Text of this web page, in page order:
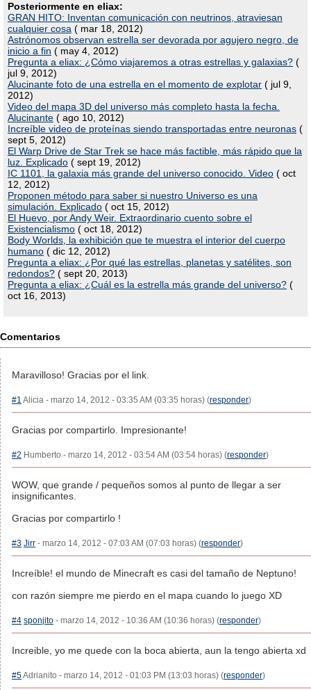
Posteriormente en eliax:
GRAN HITO: Inventan comunicación con neutrinos, atraviesan
cualquier cosa ( mar 18, 2012)
Astrónomos observan estrella ser devorada por agujero negro, de
inicio a fin ( may 4, 2012)
Pregunta a eliax: ¿Cómo viajaremos a otras estrellas y galaxias? (
jul 9, 2012)
Alucinante foto de una estrella en el momento de explotar ( jul 9,
2012)
Video del mapa 3D del universo más completo hasta la fecha.
Alucinante ( ago 10, 2012)
Increíble video de proteínas siendo transportadas entre neuronas (
sept 5, 2012)
El Warp Drive de Star Trek se hace más factible, más rápido que la
luz. Explicado ( sept 19, 2012)
IC 1101, la galaxia más grande del universo conocido. Video ( oct
12, 2012)
Proponen método para saber si nuestro Universo es una
simulación. Explicado ( oct 15, 2012)
El Huevo, por Andy Weir. Extraordinario cuento sobre el
Existencialismo ( oct 18, 2012)
Body Worlds, la exhibición que te muestra el interior del cuerpo
humano ( dic 12, 2012)
Pregunta a eliax: ¿Por qué las estrellas, planetas y satélites, son
redondos? ( sept 20, 2013)
Pregunta a eliax: ¿Cuál es la estrella más grande del universo? (
oct 16, 2013)
Comentarios
Maravilloso! Gracias por el link.
#1 Alicia - marzo 14, 2012 - 03:35 AM (03:35 horas) (responder)
Gracias por compartirlo. Impresionante!
#2 Humberto - marzo 14, 2012 - 03:54 AM (03:54 horas) (responder)
WOW, que grande / pequeños somos al punto de llegar a ser
insignificantes.
Gracias por compartirlo !
#3 Jirr - marzo 14, 2012 - 07:03 AM (07:03 horas) (responder)
Increíble! el mundo de Minecraft es casi del tamaño de Neptuno!
con razón siempre me pierdo en el mapa cuando lo juego XD
#4 sponjito - marzo 14, 2012 - 10:36 AM (10:36 horas) (responder)
Increible, yo me quede con la boca abierta, aun la tengo abierta xd
#5Adrianito - marzo 14, 2012 - 01:03 PM (13:03 horas) (responder)